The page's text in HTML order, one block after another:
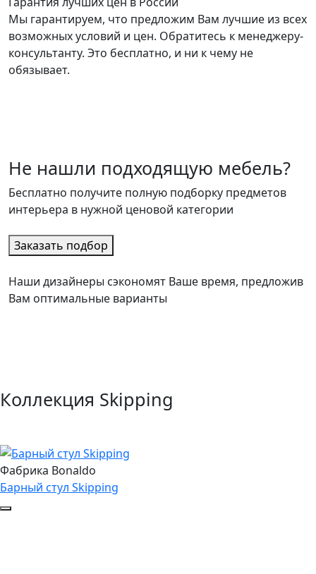
Мы гарантируем, что предложим Вам лучшие из всех
возможных условий и цен. Обратитесь к менеджеру-
консультанту. Это бесплатно, и ни к чему не
обязывает.
Не нашли подходящую мебель?
Бесплатно получите полную подборку предметов
интерьера в нужной ценовой категории
Заказать подбор
Наши дизайнеры сэкономят Ваше время, предложив
Вам оптимальные варианты
Коллекция Skipping
Фабрика Bonaldo
Барный стул Skipping